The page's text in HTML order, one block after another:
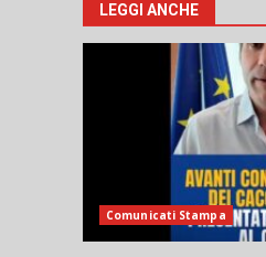
LEGGI ANCHE
Comunicati Stampa